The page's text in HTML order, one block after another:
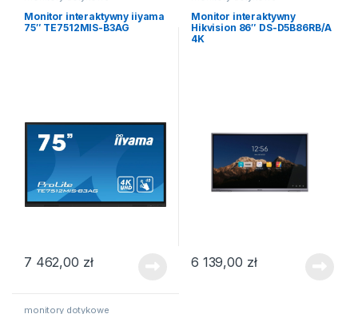
Monitor interaktywny iiyama
75″ TE7512MIS-B3AG
7 462,00 zł
Monitor interaktywny
Hikvision 86″ DS-D5B86RB/A
4K
6 139,00 zł
monitory dotykowe